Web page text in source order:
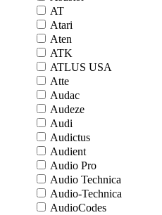
AT
Atari
Aten
ATK
ATLUS USA
Atte
Audac
Audeze
Audi
Audictus
Audient
Audio Pro
Audio Technica
Audio-Technica
AudioCodes